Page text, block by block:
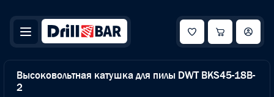
Высоковольтная катушка для пилы DWT BKS45-18B-
2